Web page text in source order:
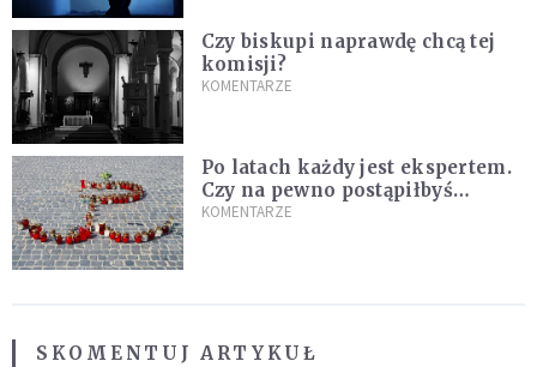
Czy biskupi naprawdę chcą tej
komisji?
KOMENTARZE
Po latach każdy jest ekspertem.
Czy na pewno postąpiłbyś
inaczej?
KOMENTARZE
SKOMENTUJ ARTYKUŁ